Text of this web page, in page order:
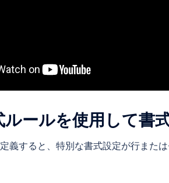
ールを使用して書
義すると、特別な書式設定が行また